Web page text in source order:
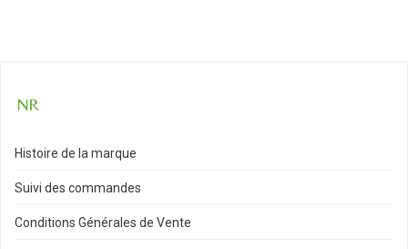
Histoire de la marque
Suivi des commandes
Conditions Générales de Vente